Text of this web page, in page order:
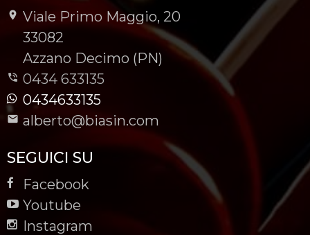
Viale Primo Maggio, 20
-
33082
-
Azzano Decimo (PN)
0434 633135
0434633135
alberto@biasin.com
SEGUICI SU
Facebook
Youtube
Instagram